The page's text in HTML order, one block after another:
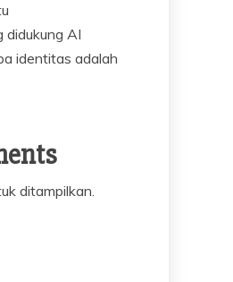
didukung AI
identitas adalah
ditampilkan.